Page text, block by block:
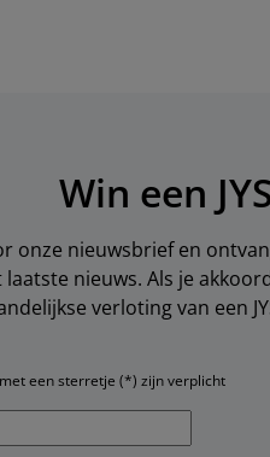
Win een
onze nieuwsbrief en
nieuws. Als je
verloting van een
een sterretje (*) zijn verplicht